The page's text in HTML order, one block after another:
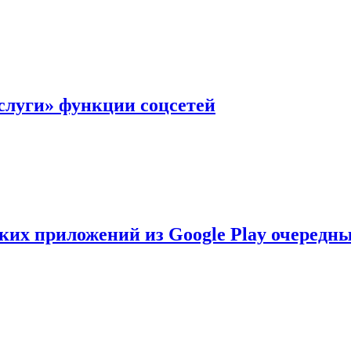
функции соцсетей
приложений из Google Play